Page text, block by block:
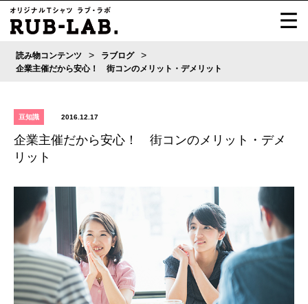
読み物コンテンツ > ラブログ >
企業主催だから安心！ 街コンのメリット・デメリット
豆知識 2016.12.17
企業主催だから安心！ 街コンのメリット・デメ
リット